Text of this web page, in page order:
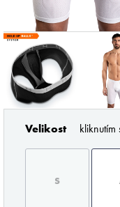
Velikost
S
PODLE CENY